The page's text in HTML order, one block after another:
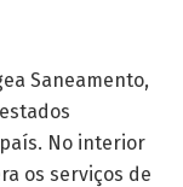
Saneamento,
No interior
os serviços de